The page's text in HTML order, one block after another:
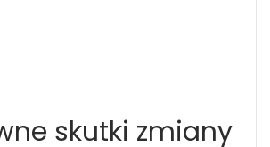
skutki zmiany